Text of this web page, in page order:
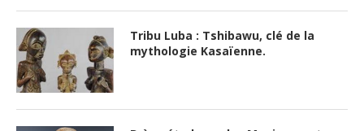
Tribu Luba : Tshibawu, clé de la
mythologie Kasaïenne.